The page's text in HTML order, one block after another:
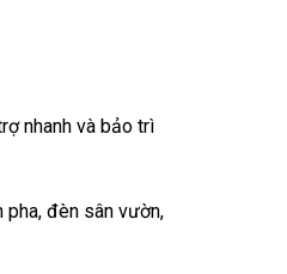
nhanh và bảo trì
đèn sân vườn,